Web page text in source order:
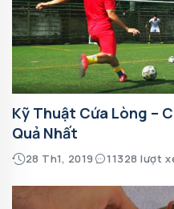
Kỹ Thuật Cứa Lòng –
Quả Nhất
28 Th1, 2019 11328 lượt